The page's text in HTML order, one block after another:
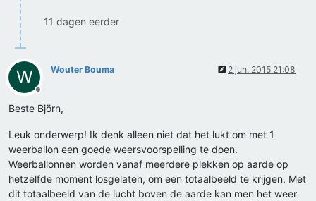
11 dagen eerder
W
Offline
Wouter Bouma 2 jun. 2015 21:08
Beste Björn,
Leuk onderwerp! Ik denk alleen niet dat het lukt om met 1
weerballon een goede weersvoorspelling te doen.
Weerballonnen worden vanaf meerdere plekken op aarde op
hetzelfde moment losgelaten, om een totaalbeeld te krijgen. Met
dit totaalbeeld van de lucht boven de aarde kan men het weer